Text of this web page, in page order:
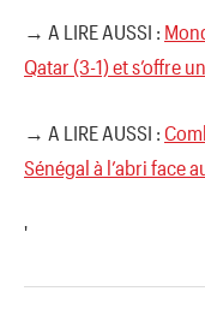
→ A LIRE AUSSI :
Qatar (3-1) et s’offre
→ A LIRE AUSSI :
Sénégal à l’abri face
'